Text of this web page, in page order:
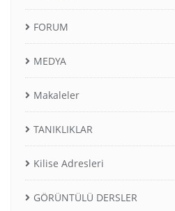
FORUM
MEDYA
Makaleler
TANIKLIKLAR
Kilise Adresleri
GÖRÜNTÜLÜ DERSLER